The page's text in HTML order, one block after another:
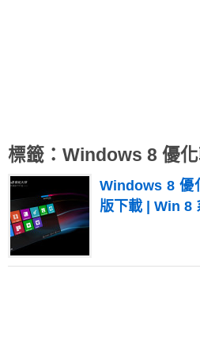
標籤：Windows 8 優
Windows 8 優
版下載 | Win 8